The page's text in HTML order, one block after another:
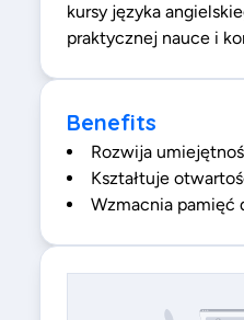
kursy języka
praktycznej nauce i
Benefits
Rozwija
Kształtuje
Wzmacnia pamięć